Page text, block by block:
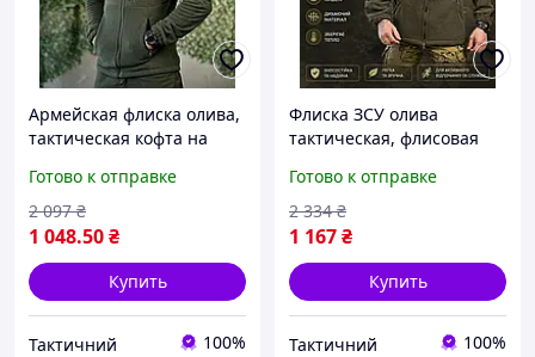
Армейская флиска олива,
тактическая кофта на
флисовая кофта хаки S
Ne2kx
Готово к отправке
1 048.50₴
2 097 ₴
Купить
Тактичний 100%
Флиска ЗСУ олива
тактическая, флисовая
армейская флисовка
мужская теплая XL Hn1ak
Готово к отправке
1 167₴
2 334 ₴
Купить
Тактичний 100%